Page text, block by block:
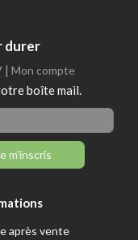
durer
| Mon compte
boîte mail.
m'inscris
après vente